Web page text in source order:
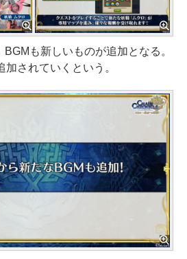
も新しいものが追加となる。
されていくという。